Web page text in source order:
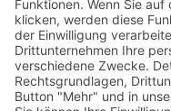
Jugendschutz
Zahlungsarten
Lieferung und
Vertrag widerrufen
Widerrufsbelehrung